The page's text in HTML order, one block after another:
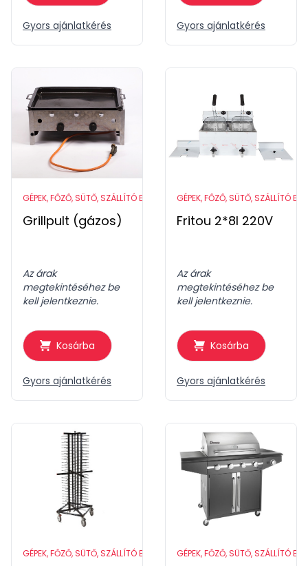
Gyors ajánlatkérés Gyors ajánlatkérés
GÉPEK, FŐZŐ, SÜTŐ, SZÁLLÍTÓ ESZKÖZÖK
Grillpult (gázos)
Az árak
megtekintéséhez be
kell jelentkeznie.
Kosárba
Gyors ajánlatkérés
GÉPEK, FŐZŐ, SÜTŐ, SZÁLLÍTÓ
Fritou 2*8l 220V
Az árak
megtekintéséhez be
kell jelentkeznie.
Kosárba
Gyors ajánlatkérés
GÉPEK, FŐZŐ, SÜTŐ, SZÁLLÍTÓ ESZKÖZÖKGÉPEK, FŐZŐ, SÜTŐ, SZÁLLÍTÓ